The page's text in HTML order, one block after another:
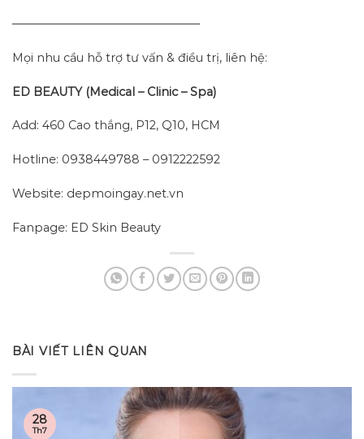
————————————————–
Mọi nhu cầu hỗ trợ tư vấn & điều trị, liên hệ:
ED BEAUTY (Medical – Clinic – Spa)
Add: 460 Cao thắng, P12, Q10, HCM
Hotline: 0938449788 – 0912222592
Website: depmoingay.net.vn
Fanpage: ED Skin Beauty
BÀI VIẾT LIÊN QUAN
28
Th7